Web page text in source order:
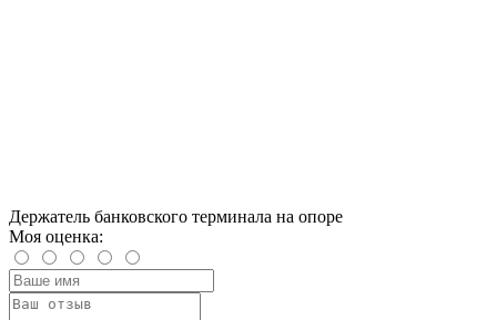
Держатель банковского терминала на опоре
Моя оценка: